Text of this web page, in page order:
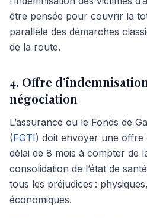
être pensée pour couvrir la
parallèle des démarches
de la route.
4. Offre
négociation
L’assurance ou le Fonds de
(FGTI) doit envoyer une offre
délai de 8 mois à compter de
consolidation de l’état de
tous les préjudices :
économiques.